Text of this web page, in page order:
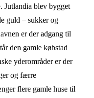
Jutlandia blev bygget
guld – sukker og
er der adgang til
den gamle købstad
yderområder er der
og færre
flere gamle huse til